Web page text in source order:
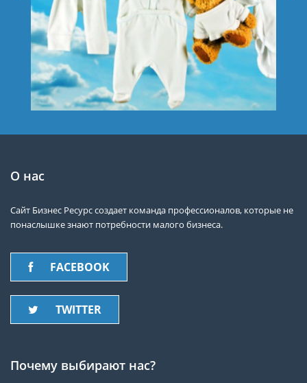
О нас
Сайт Бизнес Ресурс создает команда профессионалов, которые не
понаслышке знают потребности малого бизнеса.
FACEBOOK
TWITTER
Почему выбирают нас?